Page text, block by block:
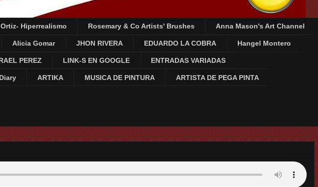
Hiperrealismo Rosemary & Co Artists' Brushes Anna Mason's Art Channel
Alicia Gomar JHON RIVERA EDUARDO LA COBRA Hangel Montero
PEREZ LINK-S EN GOOGLE ENTRADAS VARIADAS
ARTIKA MUSICA DE PINTURA ARTISTA DE PEGA PINTA